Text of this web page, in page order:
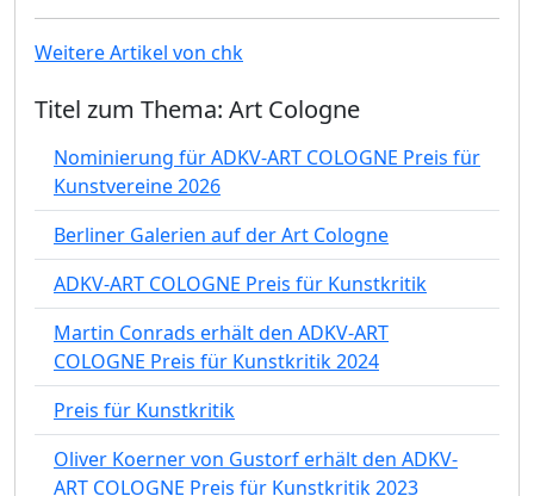
Weitere Artikel von chk
Titel zum Thema: Art Cologne
Nominierung für ADKV-ART COLOGNE Preis für
Kunstvereine 2026
Berliner Galerien auf der Art Cologne
ADKV-ART COLOGNE Preis für Kunstkritik
Martin Conrads erhält den ADKV-ART
COLOGNE Preis für Kunstkritik 2024
Preis für Kunstkritik
Oliver Koerner von Gustorf erhält den ADKV-
ART COLOGNE Preis für Kunstkritik 2023